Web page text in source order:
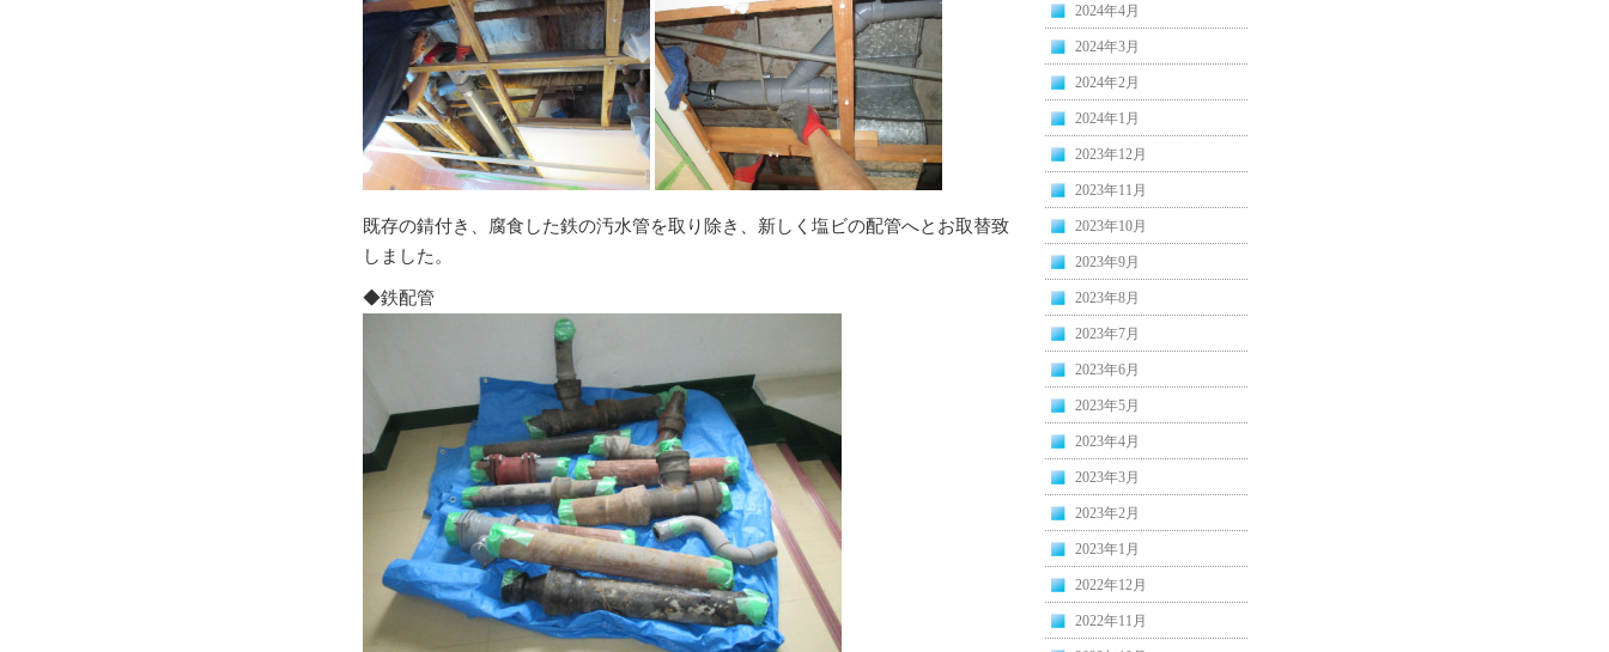
既存の錆付き、腐食した鉄の汚水管を取り除き、新しく塩ビの配管へとお取替致
しました。
◆鉄配管
2024年4月
2024年3月
2024年2月
2024年1月
2023年12月
2023年11月
2023年10月
2023年9月
2023年8月
2023年7月
2023年6月
2023年5月
2023年4月
2023年3月
2023年2月
2023年1月
2022年12月
2022年11月